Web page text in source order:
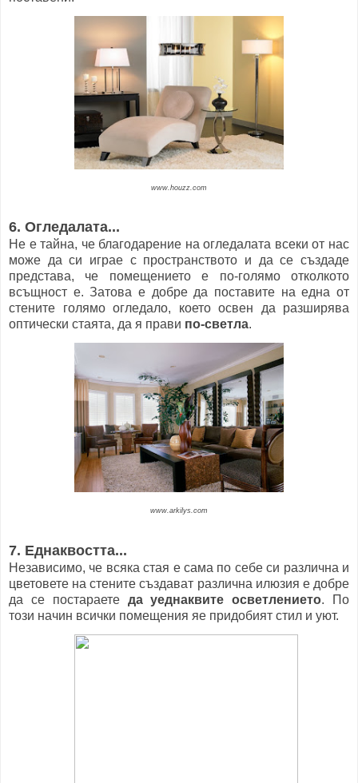
www.houzz.com
6. Огледалата...
Не е тайна, че благодарение на огледалата всеки от нас
може да си играе с пространството и да се създаде
представа, че помещението е по-голямо отколкото
всъщност е. Затова е добре да поставите на една от
стените голямо огледало, което освен да разширява
оптически стаята, да я прави по-светла.
www.arkilys.com
7. Еднаквостта...
Независимо, че всяка стая е сама по себе си различна и
цветовете на стените създават различна илюзия е добре
да се постараете да уеднаквите осветлението. По
този начин всички помещения яе придобият стил и уют.